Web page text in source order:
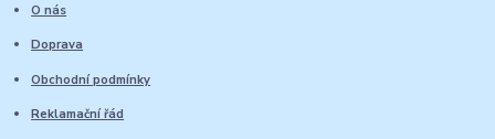
O nás
Doprava
Obchodní podmínky
Reklamační řád